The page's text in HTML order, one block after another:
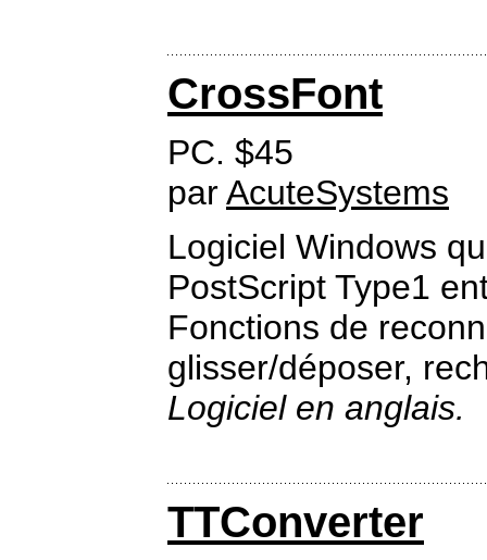
CrossFont
PC. $45
parAcuteSystems
Logiciel Windows
PostScript Type1
Fonctions de
glisser/déposer,
Logiciel en anglais.
TTConverter